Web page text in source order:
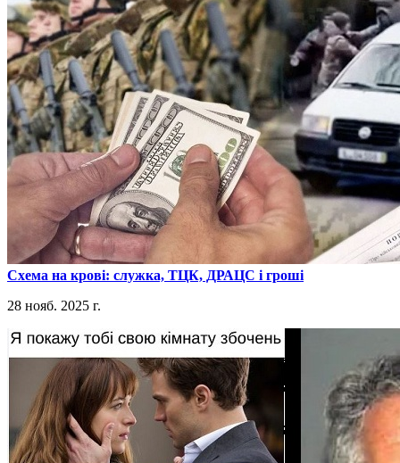
​Схема на крові: служка, ТЦК, ДРАЦС і гроші
28 нояб. 2025 г.